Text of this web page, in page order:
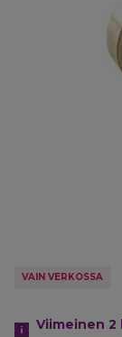
VAIN VERKOSSA
Viimeinen 2